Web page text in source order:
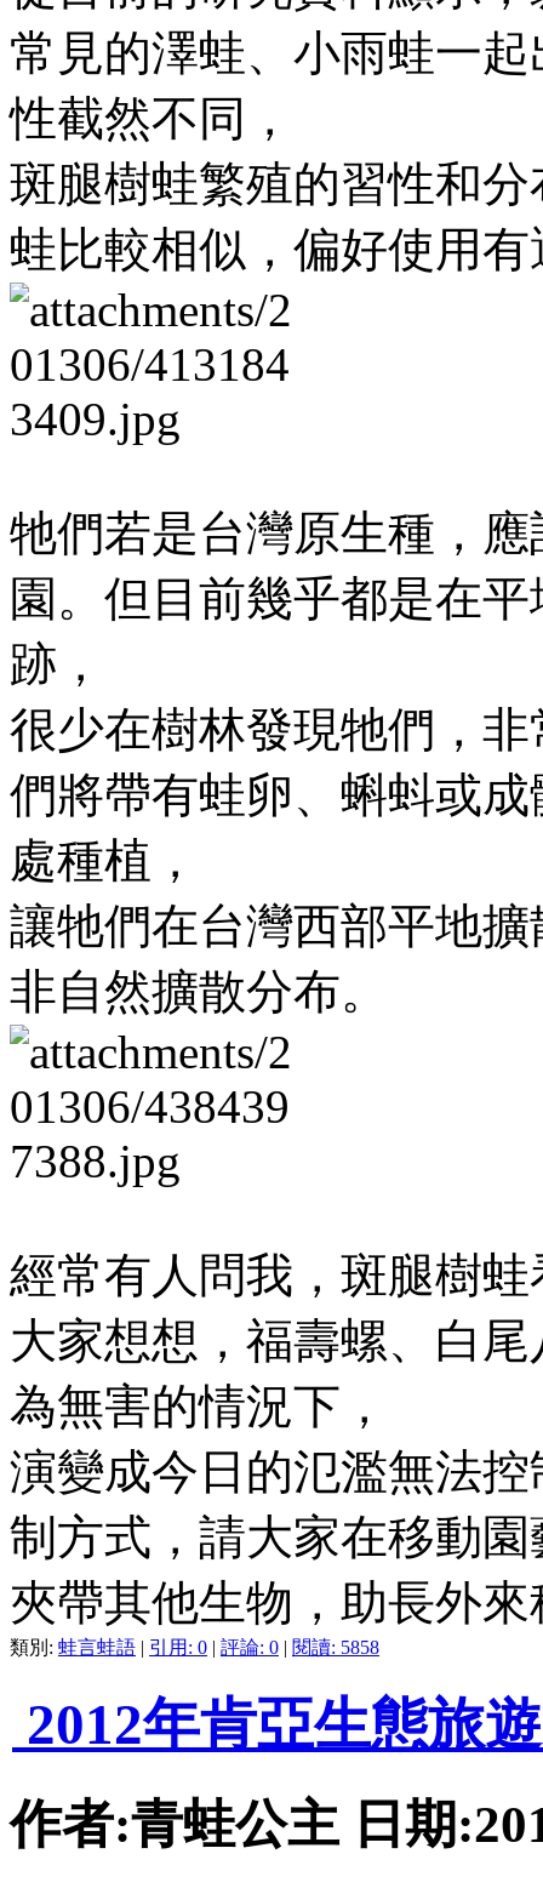
常見的澤蛙、小雨蛙一
性截然不同，
斑腿樹蛙繁殖的習性和
蛙比較相似，偏好使用
牠們若是台灣原生種，
園。但目前幾乎都是在
跡，
很少在樹林發現牠們，
們將帶有蛙卵、蝌蚪或
處種植，
讓牠們在台灣西部平地
非自然擴散分布。
經常有人問我，斑腿樹
大家想想，福壽螺、白
為無害的情況下，
演變成今日的氾濫無法
制方式，請大家在移動
夾帶其他生物，助長外
類別: 蛙言蛙語 | 引用: 0 | 評論: 0 | 閱讀: 5858
2012年肯亞生態旅
作者:青蛙公主 日期